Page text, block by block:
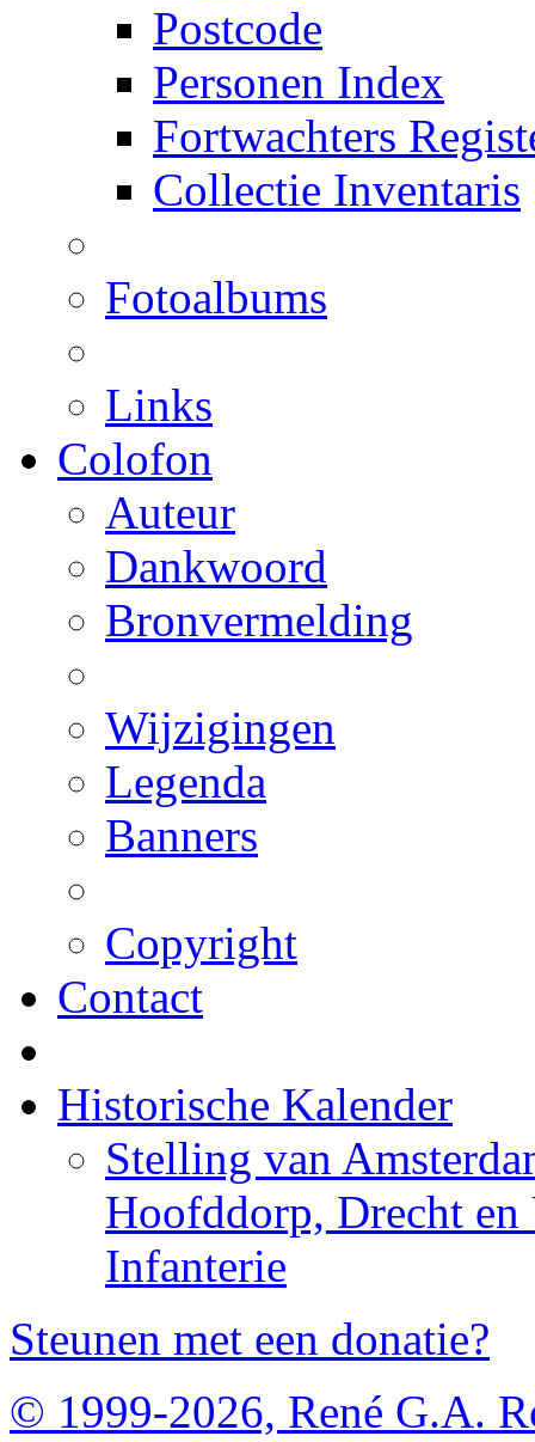
Postcode
Personen Index
Fortwachters
Collectie Inventaris
Fotoalbums
Links
Colofon
Auteur
Dankwoord
Bronvermelding
Wijzigingen
Legenda
Banners
Copyright
Contact
Historische Kalender
Stelling van
Hoofddorp, Drecht
Infanterie
Steunen met een donatie?
© 1999-2026, René G.A.